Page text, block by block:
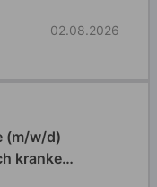
02.08.2026
(m/w/d)
kranke